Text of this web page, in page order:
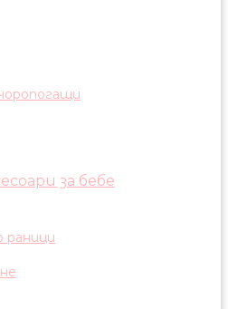
за бебе
раници